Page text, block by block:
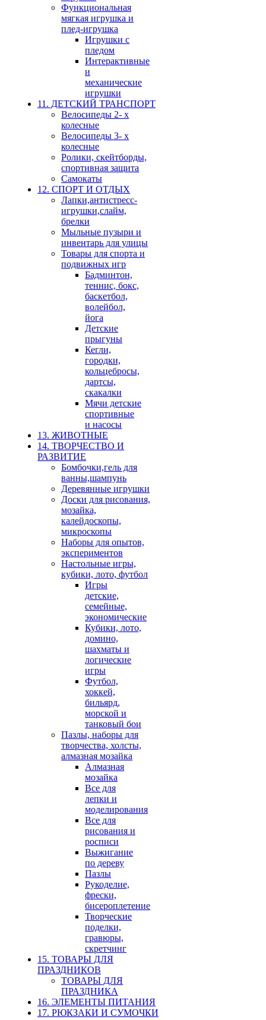
Функциональная
мягкая игрушка и
плед-игрушка
Игрушки с
пледом
Интерактивные
и
механические
игрушки
11. ДЕТСКИЙ ТРАНСПОРТ
Велосипеды 2- х
колесные
Велосипеды 3- х
колесные
Ролики, скейтборды,
спортивная защита
Самокаты
12. СПОРТ И ОТДЫХ
Лапки,антистресс-
игрушки,слайм,
брелки
Мыльные пузыри и
инвентарь для улицы
Товары для спорта и
подвижных игр
Бадминтон,
теннис, бокс,
баскетбол,
волейбол,
йога
Детские
прыгуны
Кегли,
городки,
кольцебросы,
дартсы,
скакалки
Мячи детские
спортивные
и насосы
13. ЖИВОТНЫЕ
14. ТВОРЧЕСТВО И
РАЗВИТИЕ
Бомбочки,гель для
ванны,шампунь
Деревянные игрушки
Доски для рисования,
мозайка,
калейдоскопы,
микроскопы
Наборы для опытов,
экспериментов
Настольные игры,
кубики, лото, футбол
Игры
детские,
семейные,
экономические
Кубики, лото,
домино,
шахматы и
логические
игры
Футбол,
хоккей,
бильярд,
морской и
танковый бои
Пазлы, наборы для
творчества, холсты,
алмазная мозайка
Алмазная
мозайка
Все для
лепки и
моделирования
Все для
рисования и
росписи
Выжигание
по дереву
Пазлы
Рукоделие,
фрески,
бисероплетение
Творческие
поделки,
гравюры,
скретчинг
15. ТОВАРЫ ДЛЯ
ПРАЗДНИКОВ
ТОВАРЫ ДЛЯ
ПРАЗДНИКА
16. ЭЛЕМЕНТЫ ПИТАНИЯ
17. РЮКЗАКИ И СУМОЧКИ